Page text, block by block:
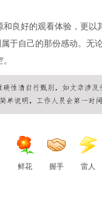
良好的观看体验，更
于自己的那份感动。无
鲜花 握手 雷人